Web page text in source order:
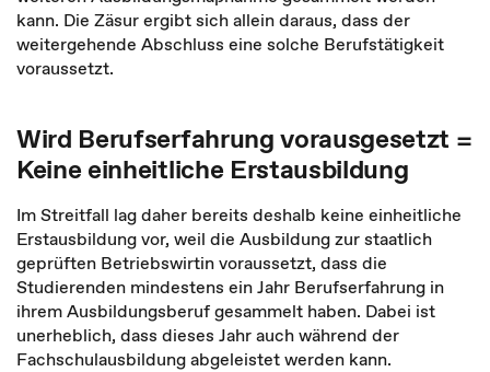
kann. Die Zäsur ergibt sich allein daraus, dass der
weitergehende Abschluss eine solche Berufstätigkeit
voraussetzt.
Wird Berufserfahrung vorausgesetzt =
Keine einheitliche Erstausbildung
Im Streitfall lag daher bereits deshalb keine einheitliche
Erstausbildung vor, weil die Ausbildung zur staatlich
geprüften Betriebswirtin voraussetzt, dass die
Studierenden mindestens ein Jahr Berufserfahrung in
ihrem Ausbildungsberuf gesammelt haben. Dabei ist
unerheblich, dass dieses Jahr auch während der
Fachschulausbildung abgeleistet werden kann.